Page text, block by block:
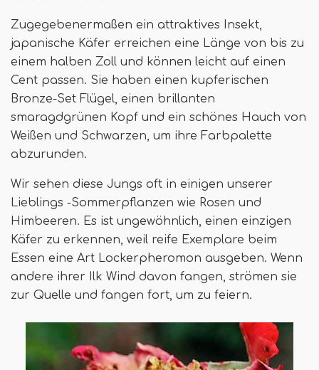
Zugegebenermaßen ein attraktives Insekt,
japanische Käfer erreichen eine Länge von bis zu
einem halben Zoll und können leicht auf einen
Cent passen. Sie haben einen kupferischen
Bronze-Set Flügel, einen brillanten
smaragdgrünen Kopf und ein schönes Hauch von
Weißen und Schwarzen, um ihre Farbpalette
abzurunden.
Wir sehen diese Jungs oft in einigen unserer
Lieblings -Sommerpflanzen wie Rosen und
Himbeeren. Es ist ungewöhnlich, einen einzigen
Käfer zu erkennen, weil reife Exemplare beim
Essen eine Art Lockerpheromon ausgeben. Wenn
andere ihrer Ilk Wind davon fangen, strömen sie
zur Quelle und fangen fort, um zu feiern.